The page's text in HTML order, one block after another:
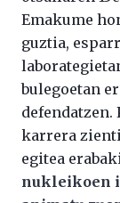
Emakume
guztia,
bulegoetan
karrera
egitea
nukleikoen